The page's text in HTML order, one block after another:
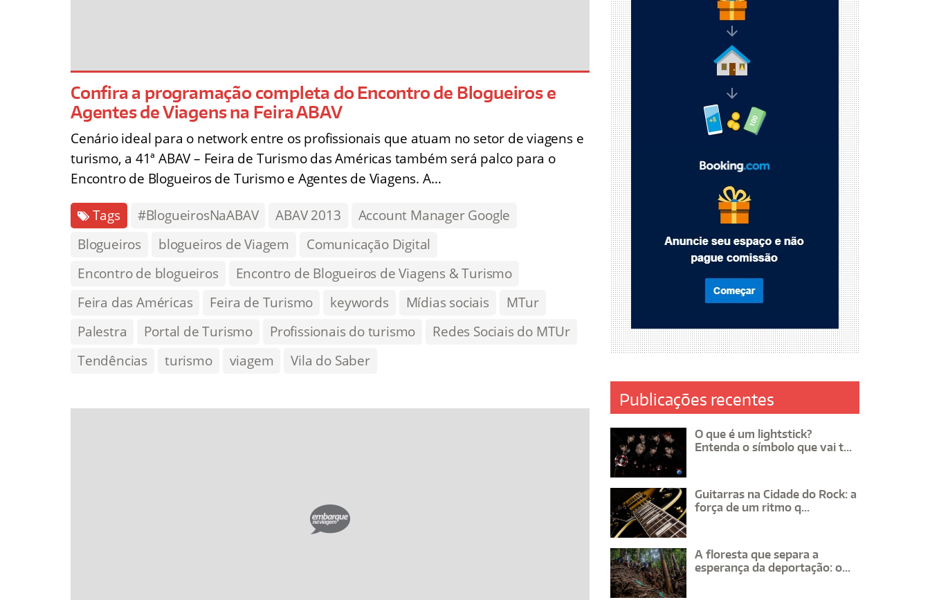
Confira a programação completa do Encontro de Blogueiros e
Agentes de Viagens na Feira ABAV
Cenário ideal para o network entre os profissionais que atuam no setor de viagens e
turismo, a 41ª ABAV – Feira de Turismo das Américas também será palco para o
Encontro de Blogueiros de Turismo e Agentes de Viagens. A…
Tags #BlogueirosNaABAV ABAV 2013
Account Manager Google
Blogueiros
blogueiros de Viagem
Comunicação Digital
Encontro de blogueiros
Encontro de Blogueiros de Viagens & Turismo
Feira das Américas
Feira de Turismo keywords Mídias sociais
MTur
Palestra
Portal de Turismo Profissionais do turismo
Redes Sociais do MTUr
Tendências
turismo viagem Vila do Saber
Publicações recentes
O que é um lightstick?
Entenda o símbolo que vai t...
Guitarras na Cidade do Rock: a
força de um ritmo q...
A floresta que separa a
esperança da deportação: o...